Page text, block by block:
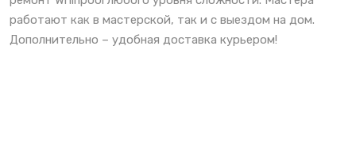
работают как в мастерской, так и с выездом на дом.
Дополнительно – удобная доставка курьером!